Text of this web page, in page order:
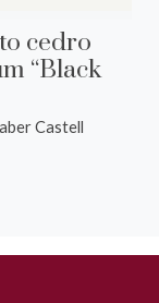
cedro
“Black
Castell